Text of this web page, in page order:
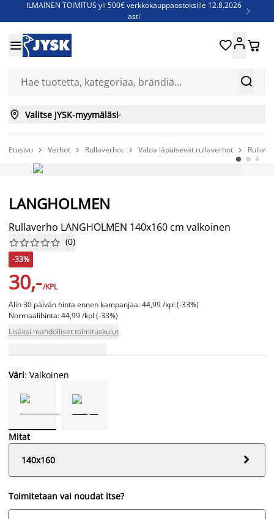
ILMAINEN TOIMITUS yli 500€ verkkokauppaostoksille 12.8.2026
asti

Jenkkisänkyjä - Säästä jopa 60%


 
 Valitse JYSK-myymäläsi
Etusivu  Verhot  Rullaverhot  Valoa läpäisevät rullaverhot 
LANGHOLMEN
Rullaverho LANGHOLMEN 140x160 cm valkoinen





 (0)
-33%
30,-/KPL
Alin 30 päivän hinta ennen kampanjaa: 44,99 /kpl (-33%)
Normaalihinta: 44,99 /kpl (-33%)
Lisäksi mahdolliset toimituskulut
Väri: Valkoinen
Mitat
140x160

Toimitetaan vai noudat itse?